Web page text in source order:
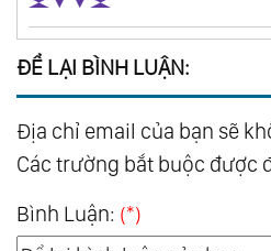
ĐỂ LẠI BÌNH LUẬN:
Địa chỉ email của bạn sẽ
Các trường bắt buộc được
Bình Luận: (*)